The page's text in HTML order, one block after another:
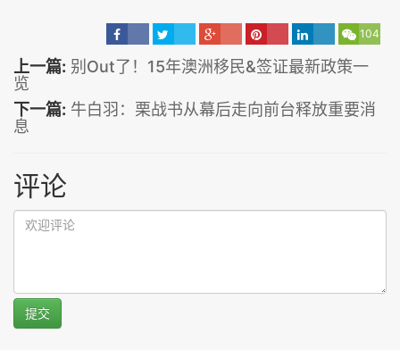
104
上一篇: 别Out了！15年澳洲移民&签证最新政策一
览
下一篇: 牛白羽：栗战书从幕后走向前台释放重要消
息
评论
提交